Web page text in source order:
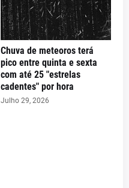
Chuva de meteoros terá
pico entre quinta e sexta
com até 25 "estrelas
cadentes" por hora
Julho 29, 2026